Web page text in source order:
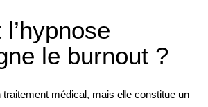
le burnout ?
traitement médical, mais elle constitue un